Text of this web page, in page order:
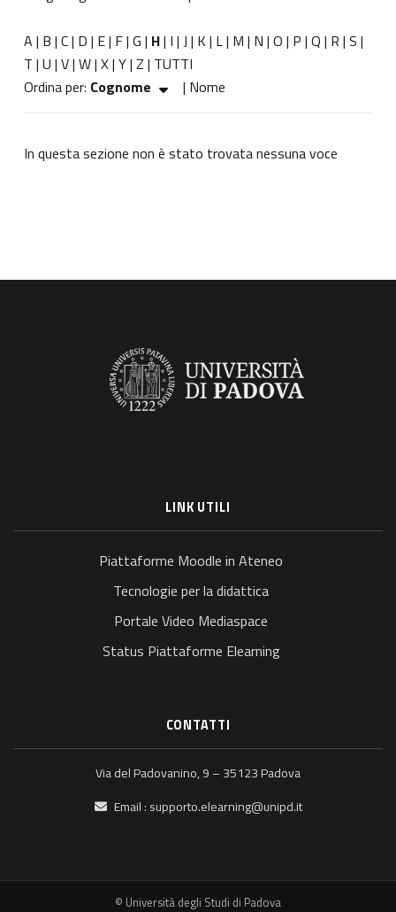
A | B | C| D | E| F| G | H| I | J | K | L| M | N | O | P | Q | R | S |
T | U | V| W| X| Y| Z | TUTTI
Ordinato per Cognome crescente
Ordina per: Cognome | Nome
In questa sezione non è stato trovata nessuna voce
LINK UTILI
Piattaforme Moodle in Ateneo
Tecnologie per la didattica
Portale Video Mediaspace
Status Piattaforme Elearning
CONTATTI
Via del Padovanino, 9 – 35123 Padova
Email : supporto.elearning@unipd.it
© Università degli Studi di Padova